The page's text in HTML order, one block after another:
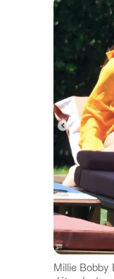
Millie Bobby